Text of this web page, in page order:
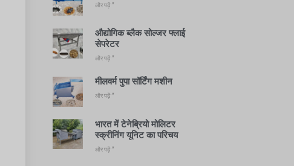
और पढ़ें "
औद्योगिक ब्लैक सोल्जर फ्लाई
सेपरेटर
और पढ़ें "
मीलवर्म पुपा सॉर्टिंग मशीन
और पढ़ें "
भारत में टेनेब्रियो मोलिटर
स्क्रीनिंग यूनिट का परिचय
और पढ़ें "